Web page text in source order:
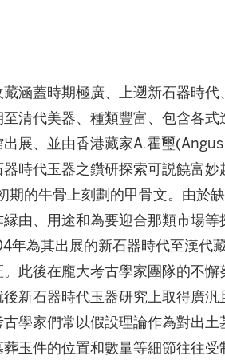
涵蓋時期極廣、上遡新石器時
清代美器、種類豐富、包含各
出展、並由香港藏家A.霍璽
時代玉器之鑽研探索可説饒富
期的牛骨上刻劃的甲骨文。由於
由、用途和為要迎合那類市場
年為其出展的新石器時代至漢代
此後在龐大考古學家團隊的不
新石器時代玉器研究上取得廣
學家們常以假設理論作為對出
玉件的位置和數量等細節往往